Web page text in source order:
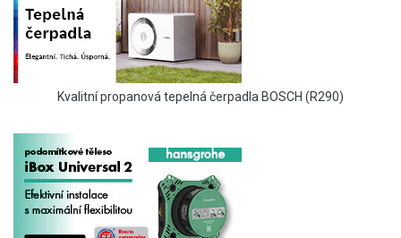
Kvalitní propanová tepelná čerpadla BOSCH (R290)